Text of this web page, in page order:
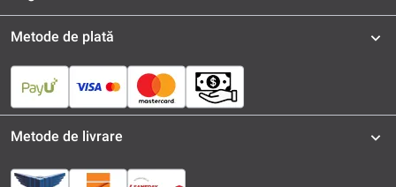
Metode de plată
Metode de livrare